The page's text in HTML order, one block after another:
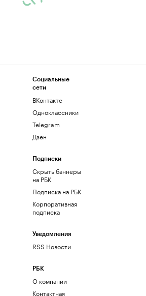
Социальные
сети
ВКонтакте
Одноклассники
Telegram
Дзен
Подписки
Скрыть баннеры
на РБК
Подписка на РБК
Корпоративная
подписка
Уведомления
RSS Новости
РБК
О компании
Контактная